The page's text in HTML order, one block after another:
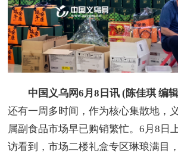
中国义乌网6月8日讯 (陈佳琪 编
还有一周多时间，作为核心集散地，
属副食品市场早已购销繁忙。6月8日
访看到，市场二楼礼盒专区琳琅满目